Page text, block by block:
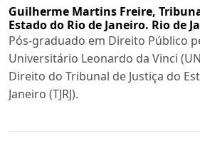
Guilherme Martins Freire,
Estado do Rio de Janeiro. Rio de
Pós-graduado em Direito Público
Universitário Leonardo da Vinci
Direito do Tribunal de Justiça do
Janeiro (TJRJ).